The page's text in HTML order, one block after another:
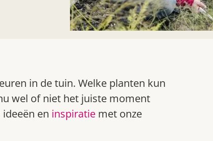
in de tuin. Welke planten kun
wel of niet het juiste moment
ideeën en inspiratie met onze